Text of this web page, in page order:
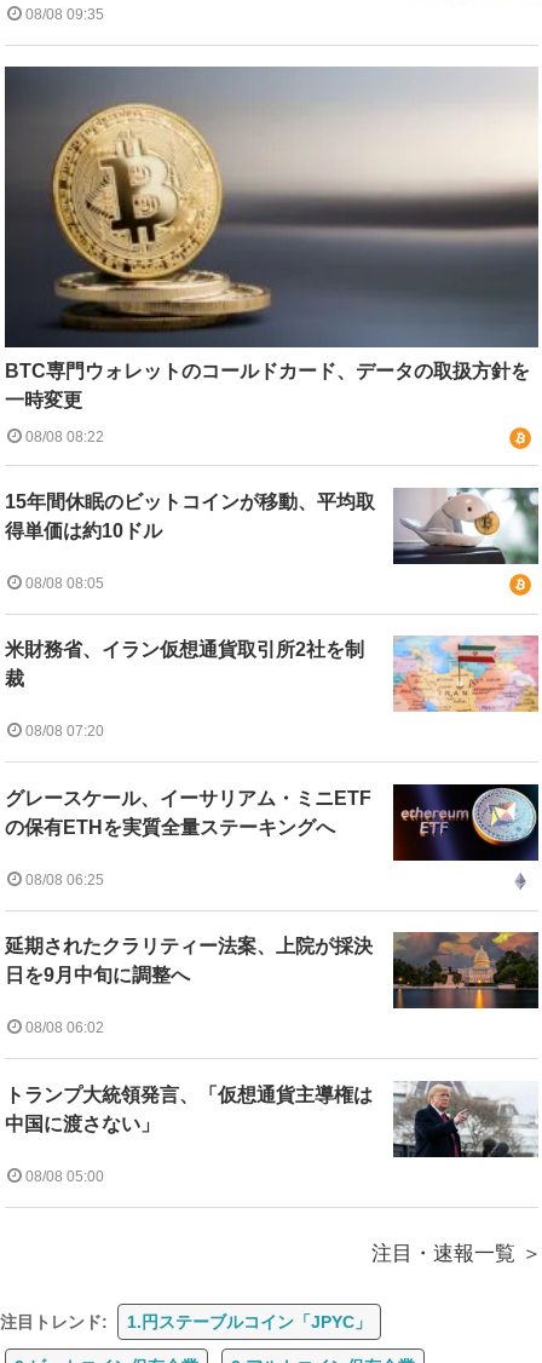
08/08 09:35
BTC専門ウォレットのコールドカード、データの取扱方針を
一時変更
08/08 08:22
15年間休眠のビットコインが移動、平均取
得単価は約10ドル
08/08 08:05
米財務省、イラン仮想通貨取引所2社を制
裁
08/08 07:20
グレースケール、イーサリアム・ミニETF
の保有ETHを実質全量ステーキングへ
08/08 06:25
延期されたクラリティー法案、上院が採決
日を9月中旬に調整へ
08/08 06:02
トランプ大統領発言、「仮想通貨主導権は
中国に渡さない」
08/08 05:00
注目・速報一覧
注目トレンド: 1.円ステーブルコイン「JPYC」